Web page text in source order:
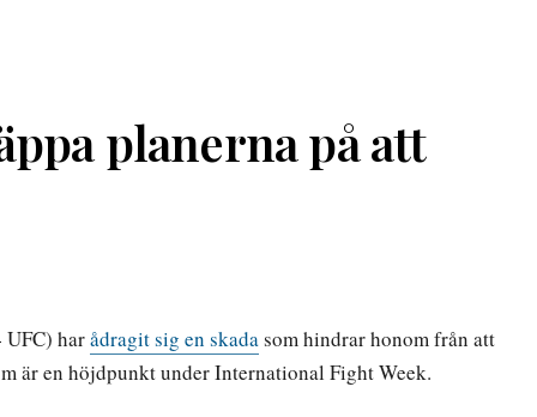
planerna på att
harådragit sig en skadasom hindrar honom från att
är en höjdpunkt under International Fight Week.